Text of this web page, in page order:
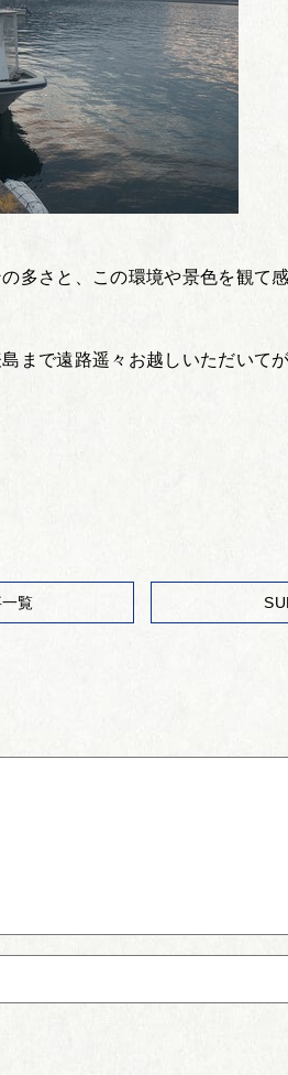
多さと、この環境や景色を観て
まで遠路遥々お越しいただいて
覧